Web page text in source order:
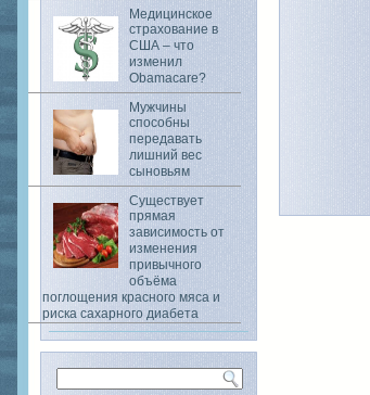
Медицинское
страхование в
США – что
изменил
Obamacare?
Мужчины
способны
передавать
лишний вес
сыновьям
Существует
прямая
зависимость от
изменения
привычного
объёма
поглощения красного мяса и
риска сахарного диабета